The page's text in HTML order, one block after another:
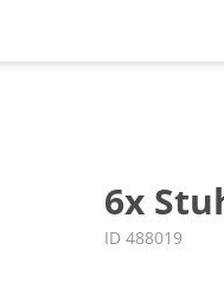
6x
ID 488019